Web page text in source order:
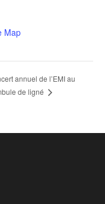
Map
annuel de l’EMI au
de ligné